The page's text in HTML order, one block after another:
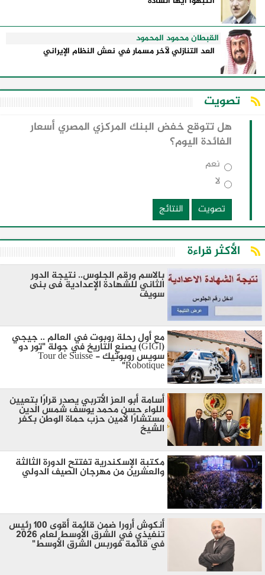
القبطان محمود المحمود
العد التنازلي لآخر مسمار في نعش النظام الإيراني
تصويت
هل تتوقع خفض البنك المركزي المصري أسعار
الفائدة اليوم؟
نعم
لا
تصويت
النتائج
الأكثر قراءة
بالاسم ورقم الجلوس.. نتيجة الدور
الثاني للشهادة الإعدادية فى بنى
سويف
مع أول رحلة روبوت في العالم .. جيجي
(GIGI) يصنع التاريخ في جولة "تور دو
سويس روبوتيك - Tour de Suisse
Robotique"
أسامة أبو العز الأتربي يصدر قرارًا بتعيين
اللواء حسن محمد يوسف شمس الدين
مستشارًا لأمين حزب حماة الوطن بكفر
الشيخ
مكتبة الإسكندرية تفتتح الدورة الثالثة
والعشرين من مهرجان الصيف الدولي
أنكوش أرورا ضمن قائمة أقوى 100 رئيس
تنفيذي في الشرق الأوسط لعام 2026
في قائمة فوربس الشرق الأوسط"